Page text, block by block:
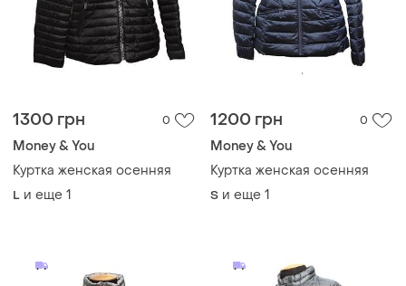
1300 грн 0
Money & You
Куртка женская осенняя
L и еще 1
1200 грн 0
Money & You
Куртка женская осенняя
S и еще 1